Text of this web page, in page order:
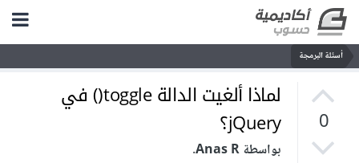
أسئلة البرمجة
0
لماذا ألغيت الدالة toggle() في
jQuery؟
بواسطة Anas R.